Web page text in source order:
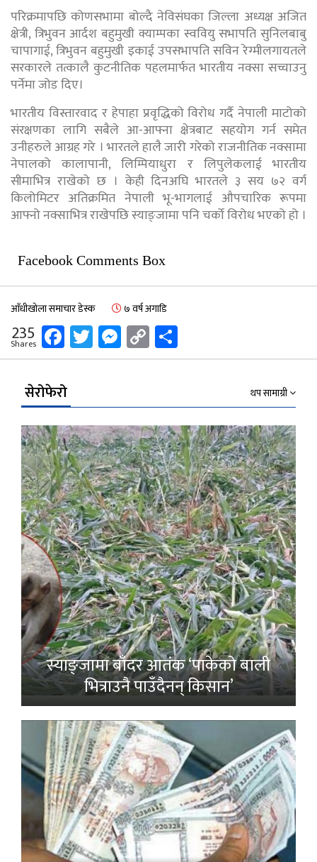
परिक्रमापछि कोणसभामा बोल्दै नेविसंघका जिल्ला अध्यक्ष अजित
क्षेत्री, त्रिभुवन आर्दश बहुमुखी क्याम्पका स्ववियु सभापति सुनिलबाबु
चापागाई, त्रिभुवन बहुमुखी इकाई उपसभापति सविन रेग्मीलगायतले
सरकारले तत्कालै कुटनीतिक पहलमार्फत भारतीय नक्सा सच्चाउनु
पर्नेमा जोड दिए।
भारतीय विस्तारवाद र हेपाहा प्रवृद्धिको विरोध गर्दै नेपाली माटोको
संरक्षणका लागि सबैले आ-आफ्ना क्षेत्रबाट सहयोग गर्न समेत
उनीहरुले आग्रह गरे । भारतले हालै जारी गरेको राजनीतिक नक्सामा
नेपालको कालापानी, लिम्पियाधुरा र लिपुलेकलाई भारतीय
सीमाभित्र राखेको छ । केही दिनअघि भारतले ३ सय ७२ वर्ग
किलोमिटर अतिक्रमित नेपाली भू-भागलाई औपचारिक रूपमा
आफ्नो नक्साभित्र राखेपछि स्याङ्जामा पनि चर्को विरोध भएको हो ।
Facebook Comments Box
आँधीखोला समाचार डेस्क ७ वर्ष अगाडि
235
Shares Facebook
Twitter
Messenger
Copy
Link
सेरोफेरो थप सामाग्री
स्याङ्जामा बाँदर आतंक ‘पाकेको बाली
भित्राउनै पाउँदैनन् किसान’